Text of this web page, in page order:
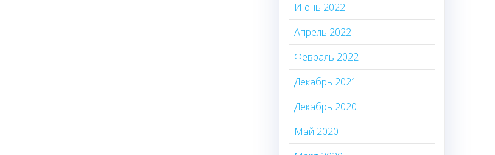
Июнь 2022
Апрель 2022
Февраль 2022
Декабрь 2021
Декабрь 2020
Май 2020